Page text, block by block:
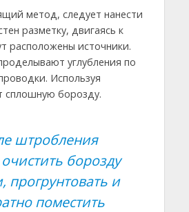
метод, следует нанести
разметку, двигаясь к
расположены источники.
углубления по
Используя
сплошную борозду.
штробления
очистить борозду
прогрунтовать и
поместить